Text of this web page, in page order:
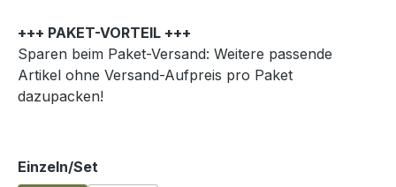
+++ PAKET-VORTEIL +++
Sparen beim Paket-Versand: Weitere passende
Artikel ohne Versand-Aufpreis pro Paket
dazupacken!
Einzeln/Set